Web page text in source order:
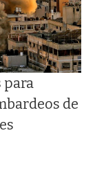
para
de